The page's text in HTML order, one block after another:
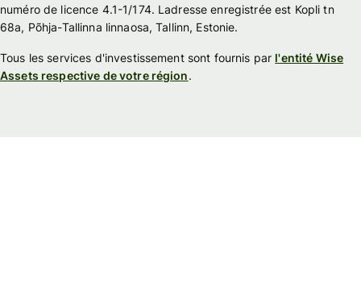
numéro de licence 4.1-1/174. Ladresse enregistrée est Kopli tn
68a, Põhja-Tallinna linnaosa, Tallinn, Estonie.
Tous les services d'investissement sont fournis par l'entité Wise
Assets respective de votre région.